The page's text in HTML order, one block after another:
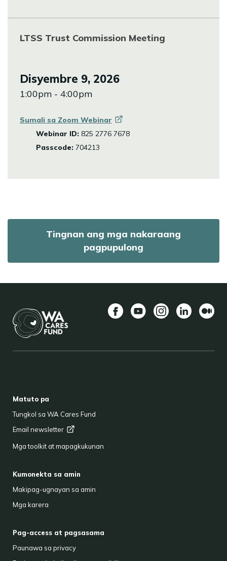
Disyembre 9, 2026
1:00pm - 4:00pm
Sumali sa Zoom Webinar
Webinar ID: 825 2776 7678
Passcode: 704213
LTSS Trust Commission Meeting
Tingnan ang mga nakaraang
pagpupulong
Matuto pa
Tungkol sa WA Cares Fund
Email newsletter
Mga toolkit at mapagkukunan
Kumonekta sa amin
Makipag-ugnayan sa amin
Mga karera
Pag-access at pagsasama
Paunawa sa privacy